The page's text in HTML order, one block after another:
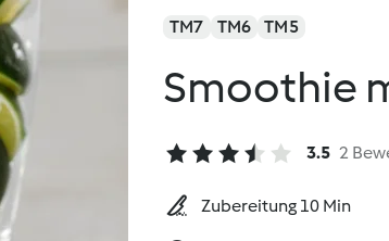
TM7 TM6 TM5
Smoothie
3.5 2
Zubereitung 10 Min